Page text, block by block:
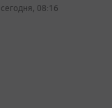
сегодня, 08:16